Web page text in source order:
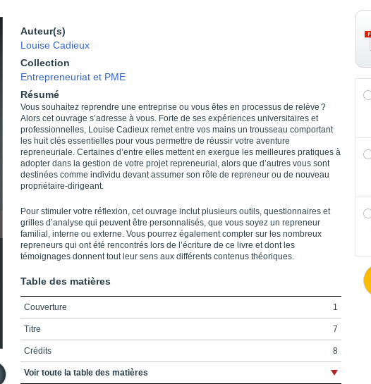
Auteur(s)
Louise Cadieux
Collection
Entrepreneuriat et PME
Résumé
Vous souhaitez reprendre une entreprise ou vous êtes en processus de relève ?
Alors cet ouvrage s’adresse à vous. Forte de ses expériences universitaires et
professionnelles, Louise Cadieux remet entre vos mains un trousseau comportant
les huit clés essentielles pour vous permettre de réussir votre aventure
repreneuriale. Certaines d’entre elles mettent en exergue les meilleures pratiques à
adopter dans la gestion de votre projet repreneurial, alors que d’autres vous sont
destinées comme individu devant assumer son rôle de repreneur ou de nouveau
propriétaire-dirigeant.
Pour stimuler votre réflexion, cet ouvrage inclut plusieurs outils, questionnaires et
grilles d’analyse qui peuvent être personnalisés, que vous soyez un repreneur
familial, interne ou externe. Vous pourrez également compter sur les nombreux
repreneurs qui ont été rencontrés lors de l’écriture de ce livre et dont les
témoignages donnent tout leur sens aux différents contenus théoriques.
Table des matières
Couverture 1
Titre 7
Crédits 8
Remerciements 9
Voir toute la table des matières